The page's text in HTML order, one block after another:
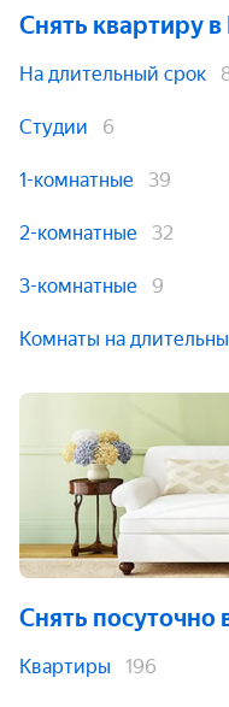
Снять квартиру в
На длительный срок
Студии 6
1-комнатные 39
2-комнатные 32
3-комнатные 9
Комнаты на
Снять посуточно
Квартиры 196